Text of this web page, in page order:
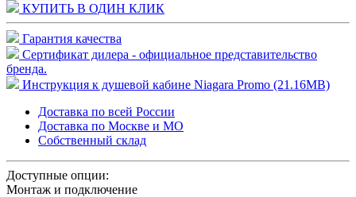
КУПИТЬ В ОДИН КЛИК
Гарантия качества
Сертификат дилера - официальное представительство
бренда.
Инструкция к душевой кабине Niagara Promo (21.16MB)
Доставка по всей России
Доставка по Москве и МО
Собственный склад
Доступные опции:
Монтаж и подключение